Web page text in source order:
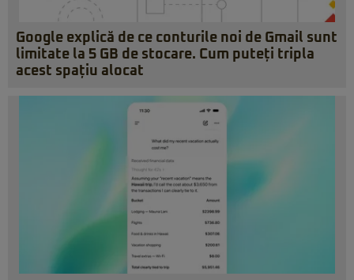
Google explică de ce conturile noi de Gmail sunt
limitate la 5 GB de stocare. Cum puteți tripla
acest spațiu alocat